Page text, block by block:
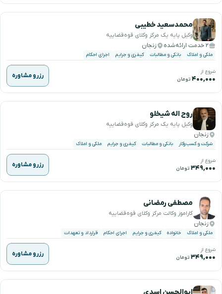
محمدسعید خطیبی
وکیل پایه یک مرکز وکلای قوه‌قضاییه
۲ خدمت ارائه‌شده زنجان
ملکی و املاک بانکی و مطالبات کیفری و جرایم اجرای احکام
شروع از
۴۰۰,۰۰۰ تومان رزرو مشاوره
روح اله شیخلو
وکیل پایه یک مرکز وکلای قوه‌قضاییه
زنجان
شرکت و کسب‌وکار بانکی و مطالبات کیفری و جرایم ملکی و املاک
شروع از
۳۴۹,۰۰۰ تومان رزرو مشاوره
مصطفی رمضانی
کاراموز وکالت مرکز وکلای قوه‌قضاییه
زنجان
ملکی و املاک خانواده کیفری و جرایم اجرای احکام قرارداد و تعهدات
شروع از
۳۴۹,۰۰۰ تومان رزرو مشاوره